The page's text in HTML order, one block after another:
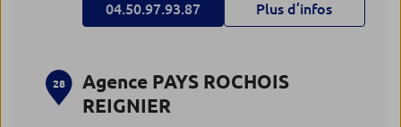
04.50.97.93.87 Plus d’infos
28
Agence PAYS ROCHOIS
REIGNIER